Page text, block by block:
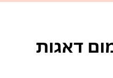
דאגות